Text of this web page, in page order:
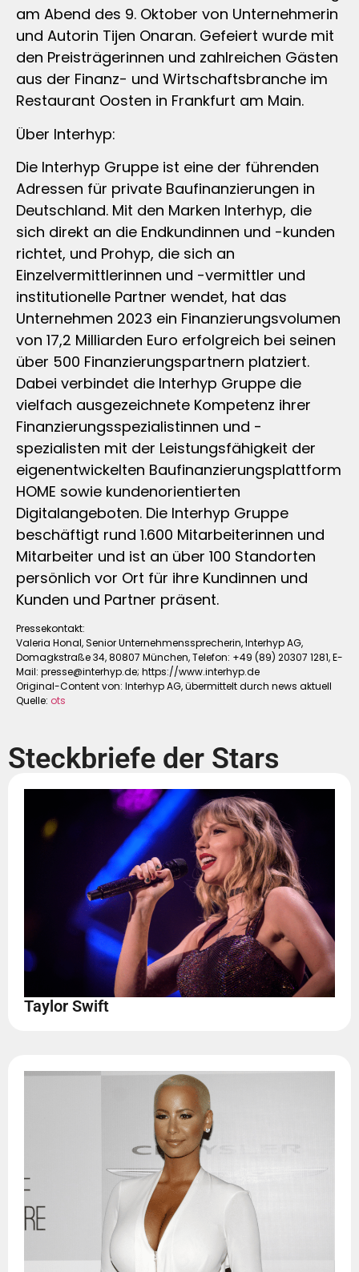
am Abend des 9. Oktober von Unternehmerin
und Autorin Tijen Onaran. Gefeiert wurde mit
den Preisträgerinnen und zahlreichen Gästen
aus der Finanz- und Wirtschaftsbranche im
Restaurant Oosten in Frankfurt am Main.
Über Interhyp:
Die Interhyp Gruppe ist eine der führenden
Adressen für private Baufinanzierungen in
Deutschland. Mit den Marken Interhyp, die
sich direkt an die Endkundinnen und -kunden
richtet, und Prohyp, die sich an
Einzelvermittlerinnen und -vermittler und
institutionelle Partner wendet, hat das
Unternehmen 2023 ein Finanzierungsvolumen
von 17,2 Milliarden Euro erfolgreich bei seinen
über 500 Finanzierungspartnern platziert.
Dabei verbindet die Interhyp Gruppe die
vielfach ausgezeichnete Kompetenz ihrer
Finanzierungsspezialistinnen und -
spezialisten mit der Leistungsfähigkeit der
eigenentwickelten Baufinanzierungsplattform
HOME sowie kundenorientierten
Digitalangeboten. Die Interhyp Gruppe
beschäftigt rund 1.600 Mitarbeiterinnen und
Mitarbeiter und ist an über 100 Standorten
persönlich vor Ort für ihre Kundinnen und
Kunden und Partner präsent.
Pressekontakt:
Valeria Honal, Senior Unternehmenssprecherin, Interhyp AG,
Domagkstraße 34, 80807 München, Telefon: +49 (89) 20307 1281, E-
Mail: presse@interhyp.de; https://www.interhyp.de
Original-Content von: Interhyp AG, übermittelt durch news aktuell
Quelle: ots
Steckbriefe der Stars
Taylor Swift